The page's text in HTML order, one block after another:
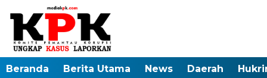
Beranda Berita Utama News Daerah